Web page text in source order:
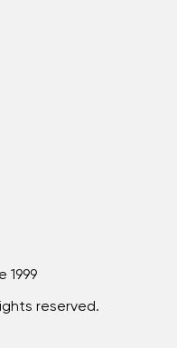
1999
reserved.